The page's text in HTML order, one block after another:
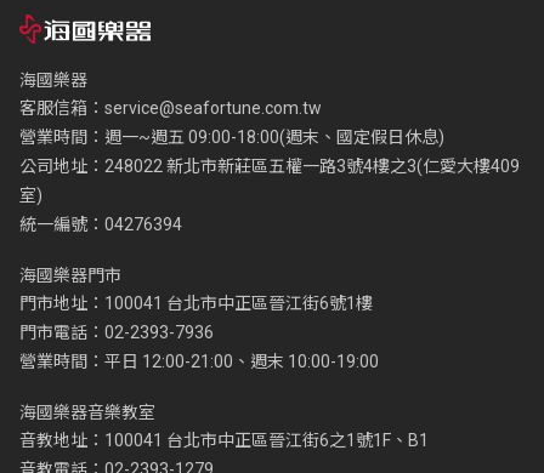
海國樂器
客服信箱： service@seafortune.com.tw
營業時間：週一~週五 09:00-18:00(週末、國定假日休息)
公司地址：248022 新北市新莊區五權一路3號4樓之3(仁愛大樓409
室)
統一編號：04276394
海國樂器門市
門市地址：100041 台北市中正區晉江街6號1樓
門市電話：02-2393-7936
營業時間：平日 12:00-21:00、週末 10:00-19:00
海國樂器音樂教室
音教地址：100041 台北市中正區晉江街6之1號1F、B1